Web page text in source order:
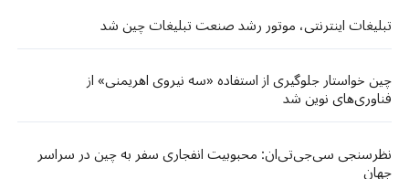
تبلیغات اینترنتی، موتور رشد صنعت تبلیغات چین شد
چین خواستار جلوگیری از استفاده «سه نیروی اهریمنی» از
فناوری‌های نوین شد
نظرسنجی سی‌جی‌تی‌ان: محبوبیت انفجاری سفر به چین در سراسر
جهان